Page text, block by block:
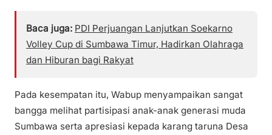
Baca juga: PDI Perjuangan Lanjutkan Soekarno
Volley Cup di Sumbawa Timur, Hadirkan Olahraga
dan Hiburan bagi Rakyat
Pada kesempatan itu, Wabup menyampaikan sangat
bangga melihat partisipasi anak-anak generasi muda
Sumbawa serta apresiasi kepada karang taruna Desa